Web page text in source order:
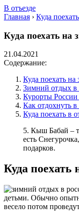
В отъезде
Главная › Куда поехать
Куда поехать на
21.04.2021
Содержание:
Куда поехать
Зимний отдых в
Курорты России
Как отдохнуть
Куда поехать в
5. Кыш Бабай –
есть
подарков.
Куда поехать
детьми. Обычно
весело потом